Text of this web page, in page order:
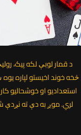
د قمار لوبې لکه پیک،
څخه خوند اخیستو لپاره
استعدادیو او خوشحالیو
لري. موږ به دې ته نږدې